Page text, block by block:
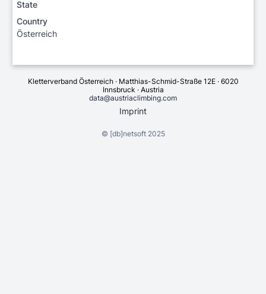
State
Country
Österreich
Kletterverband Österreich · Matthias-Schmid-Straße 12E · 6020
Innsbruck · Austria
data@austriaclimbing.com
Imprint
© [db]netsoft2025